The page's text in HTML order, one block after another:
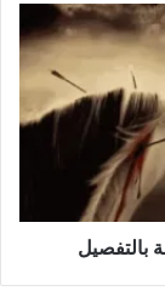
بالتفصيل